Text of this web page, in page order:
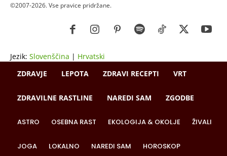
©2007-2026. Vse pravice pridržane.
Jezik: Slovenščina | Hrvatski
ZDRAVJE
LEPOTA ZDRAVI RECEPTI VRT
ZDRAVILNE RASTLINE NAREDI SAM ZGODBE
ASTRO OSEBNA RAST EKOLOGIJA & OKOLJE ŽIVALI
JOGA LOKALNO NAREDI SAM HOROSKOP